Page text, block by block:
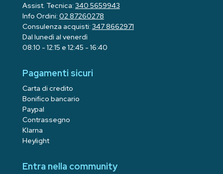
Assist. Tecnica: 340 5659943
Info Ordini: 02 87260278
Consulenza acquisti: 347 8662971
Dal lunedì al venerdì
08:10 - 12:15 e 12:45 - 16:40
Pagamenti sicuri
Carta di credito
Bonifico bancario
Paypal
Contrassegno
Klarna
Heylight
Entra nella community